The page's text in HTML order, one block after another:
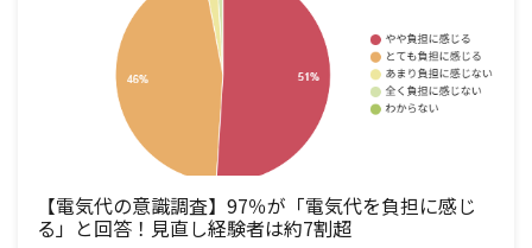
【電気代の意識調査】97％が「電気代を負担に感じ
る」と回答！見直し経験者は約7割超